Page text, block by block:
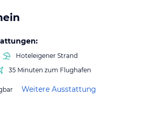
Hoteleigener Strand
35 Minuten zum Flughafen
Weitere Ausstattung